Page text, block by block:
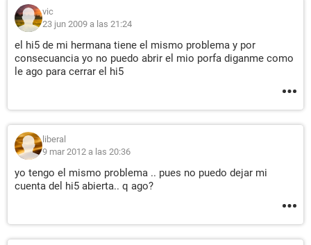
vic
23 jun 2009 a las 21:24
el hi5 de mi hermana tiene el mismo problema y por
consecuancia yo no puedo abrir el mio porfa diganme como
le ago para cerrar el hi5
liberal
9 mar 2012 a las 20:36
yo tengo el mismo problema .. pues no puedo dejar mi
cuenta del hi5 abierta.. q ago?